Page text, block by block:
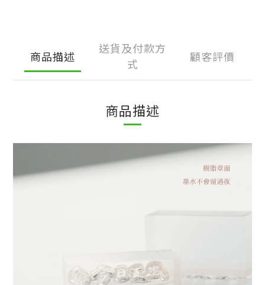
商品描述
送貨及付款方
式
顧客評價
商品描述